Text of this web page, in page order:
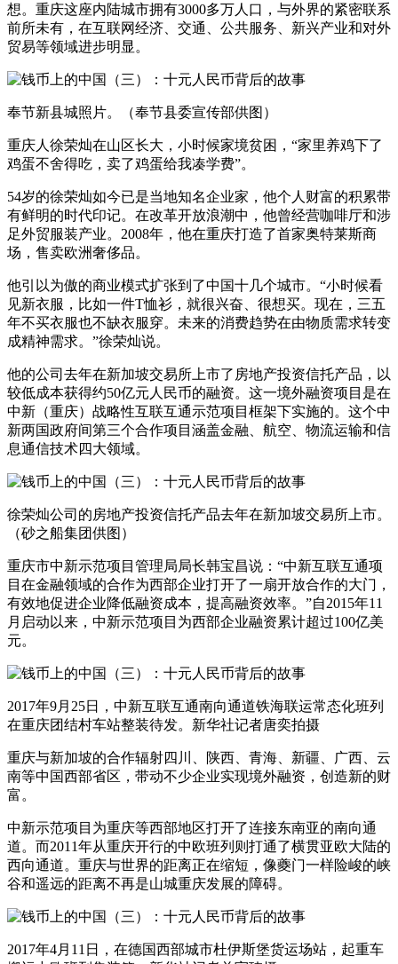
想。重庆这座内陆城市拥有3000多万人口，与外界的紧密联系
前所未有，在互联网经济、交通、公共服务、新兴产业和对外
贸易等领域进步明显。
奉节新县城照片。（奉节县委宣传部供图）
重庆人徐荣灿在山区长大，小时候家境贫困，“家里养鸡下了
鸡蛋不舍得吃，卖了鸡蛋给我凑学费”。
54岁的徐荣灿如今已是当地知名企业家，他个人财富的积累带
有鲜明的时代印记。在改革开放浪潮中，他曾经营咖啡厅和涉
足外贸服装产业。2008年，他在重庆打造了首家奥特莱斯商
场，售卖欧洲奢侈品。
他引以为傲的商业模式扩张到了中国十几个城市。“小时候看
见新衣服，比如一件T恤衫，就很兴奋、很想买。现在，三五
年不买衣服也不缺衣服穿。未来的消费趋势在由物质需求转变
成精神需求。”徐荣灿说。
他的公司去年在新加坡交易所上市了房地产投资信托产品，以
较低成本获得约50亿元人民币的融资。这一境外融资项目是在
中新（重庆）战略性互联互通示范项目框架下实施的。这个中
新两国政府间第三个合作项目涵盖金融、航空、物流运输和信
息通信技术四大领域。
徐荣灿公司的房地产投资信托产品去年在新加坡交易所上市。
（砂之船集团供图）
重庆市中新示范项目管理局局长韩宝昌说：“中新互联互通项
目在金融领域的合作为西部企业打开了一扇开放合作的大门，
有效地促进企业降低融资成本，提高融资效率。”自2015年11
月启动以来，中新示范项目为西部企业融资累计超过100亿美
元。
2017年9月25日，中新互联互通南向通道铁海联运常态化班列
在重庆团结村车站整装待发。新华社记者唐奕拍摄
重庆与新加坡的合作辐射四川、陕西、青海、新疆、广西、云
南等中国西部省区，带动不少企业实现境外融资，创造新的财
富。
中新示范项目为重庆等西部地区打开了连接东南亚的南向通
道。而2011年从重庆开行的中欧班列则打通了横贯亚欧大陆的
西向通道。重庆与世界的距离正在缩短，像夔门一样险峻的峡
谷和遥远的距离不再是山城重庆发展的障碍。
2017年4月11日，在德国西部城市杜伊斯堡货运场站，起重车